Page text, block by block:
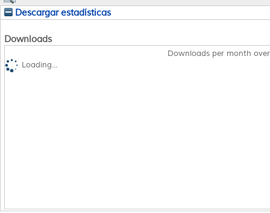
Descargar estadísticas
Downloads
Downloads per month
Loading...